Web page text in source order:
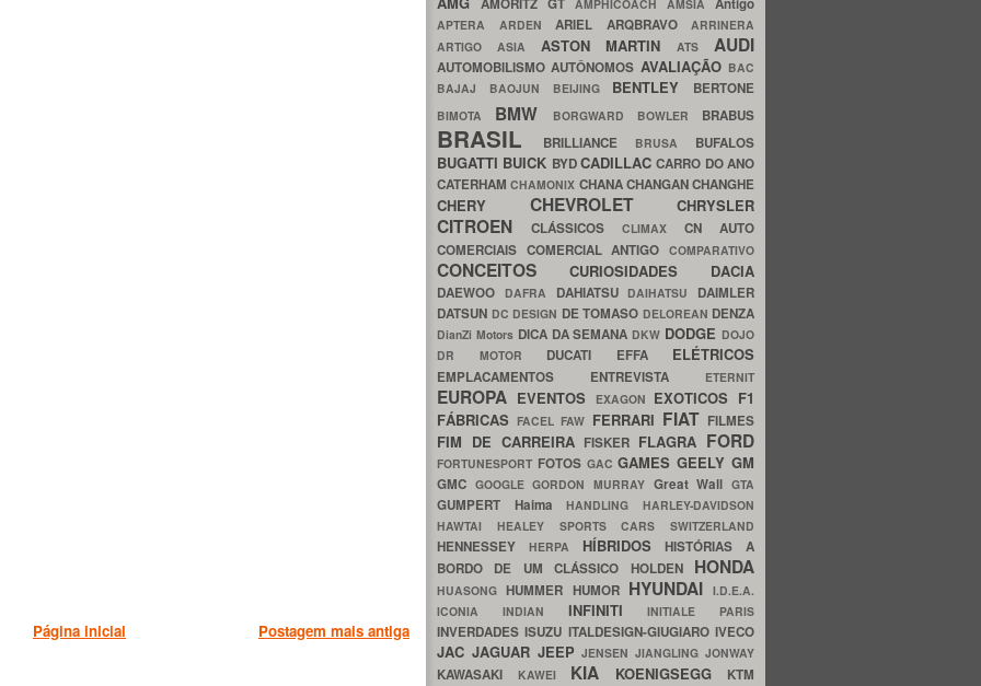
Postagem mais antiga
Página inicial
AMORITZ GT AMPHICOACH AMSIA Antigo
APTERA ARDEN ARIEL ARQBRAVO ARRINERA
ARTIGO ASIA ASTON MARTINATS AUDI
AUTOMOBILISMOAUTÔNOMOS AVALIAÇÃO BAC
BAJAJ BAOJUN BEIJING BENTLEY BERTONE
BIMOTA BMW BORGWARD BOWLER BRABUS
BRASIL BRILLIANCE BRUSA BUFALOS
BUGATTI BUICK BYDCADILLACCARRO DO ANO
CATERHAMCHAMONIX CHANACHANGANCHANGHE
CHERY CHEVROLET CHRYSLER
CITROEN CLÁSSICOS CLIMAX CN AUTO
COMERCIAIS COMERCIAL ANTIGOCOMPARATIVO
CONCEITOS CURIOSIDADES DACIA
DAEWOO DAFRA DAHIATSU DAIHATSU DAIMLER
DATSUN DC DESIGN DE TOMASO DELOREAN DENZA
DianZi Motors DICA DA SEMANA DKW DODGE DOJO
DR MOTOR DUCATI EFFA ELÉTRICOS
EMPLACAMENTOS ENTREVISTA ETERNIT
EUROPA EVENTOS EXAGON EXOTICOS F1
FÁBRICASFACELFAW FERRARI FIAT FILMES
FIM DE CARREIRA FISKER FLAGRA FORD
FORTUNESPORT FOTOS GACGAMESGEELYGM
GMC GOOGLEGORDON MURRAY Great WallGTA
GUMPERT HaimaHANDLINGHARLEY-DAVIDSON
HAWTAI HEALEY SPORTS CARS SWITZERLAND
HENNESSEY HERPA HÍBRIDOSHISTÓRIAS A
BORDO DE UM CLÁSSICO HOLDEN HONDA
HUASONGHUMMER HUMOR HYUNDAI I.D.E.A.
ICONIA INDIAN INFINITIINITIALE PARIS
INVERDADESISUZU ITALDESIGN-GIUGIAROIVECO
JAC JAGUAR JEEPJENSENJIANGLINGJONWAY
KAWASAKI KAWEI KIA KOENIGSEGG KTM